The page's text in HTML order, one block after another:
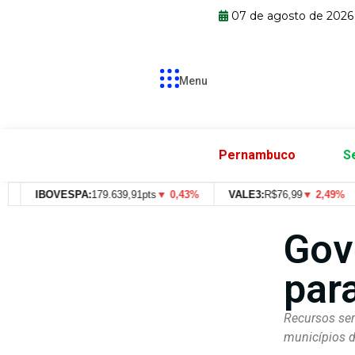
07 de agosto de 2026
Menu
Pernambuco
IBOVESPA:179.639,91pts▼ 0,43% VALE3:R$76,99▼ 2,49%
Recursos
municípios